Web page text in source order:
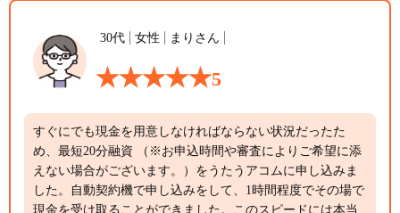
30代 女性 まりさん
5
すぐにでも現金を用意しなければならない状況だったた
め、最短20分融資 （※お申込時間や審査によりご希望に添
えない場合がございます。）をうたうアコムに申し込みま
した。自動契約機で申し込みをして、1時間程度でその場で
現金を受け取ることができました。このスピードには本当